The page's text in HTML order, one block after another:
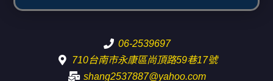
06-2539697
710台南市永康區尚頂路59巷17號
shang2537887@yahoo.com